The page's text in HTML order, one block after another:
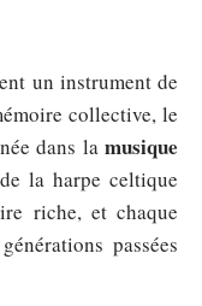
un instrument de
collective, le
dans la musique
la harpe celtique
riche, et chaque
passées